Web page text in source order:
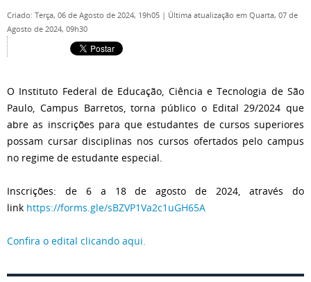
Criado: Terça, 06 de Agosto de 2024, 19h05 | Última atualização em Quarta, 07 de
Agosto de 2024, 09h30
O Instituto Federal de Educação, Ciência e Tecnologia de São
Paulo, Campus Barretos, torna público o Edital 29/2024 que
abre as inscrições para que estudantes de cursos superiores
possam cursar disciplinas nos cursos ofertados pelo campus
no regime de estudante especial.
Inscrições: de 6 a 18 de agosto de 2024, através do
link https://forms.gle/sBZVP1Va2c1uGH65A
Confira o edital clicando aqui.